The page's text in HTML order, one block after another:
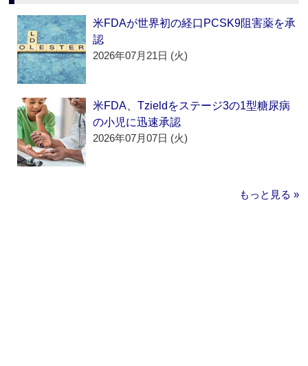
米FDAが世界初の経口PCSK9阻害薬を承
認
2026年07月21日 (火)
米FDA、Tzieldをステージ3の1型糖尿病
の小児に迅速承認
2026年07月07日 (火)
もっと見る »